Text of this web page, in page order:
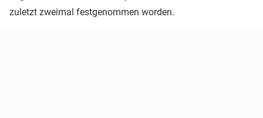
zuletzt zweimal festgenommen worden.